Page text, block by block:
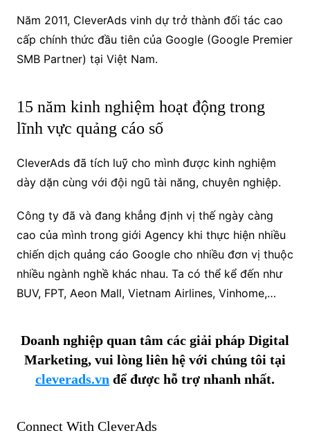
Năm 2011, CleverAds vinh dự trở thành đối tác cao
cấp chính thức đầu tiên của Google (Google Premier
SMB Partner) tại Việt Nam.
15 năm kinh nghiệm hoạt động trong
lĩnh vực quảng cáo số
CleverAds đã tích luỹ cho mình được kinh nghiệm
dày dặn cùng với đội ngũ tài năng, chuyên nghiệp.
Công ty đã và đang khẳng định vị thế ngày càng
cao của mình trong giới Agency khi thực hiện nhiều
chiến dịch quảng cáo Google cho nhiều đơn vị thuộc
nhiều ngành nghề khác nhau. Ta có thể kể đến như
BUV, FPT, Aeon Mall, Vietnam Airlines, Vinhome,…
Doanh nghiệp quan tâm các giải pháp Digital
Marketing, vui lòng liên hệ với chúng tôi tại
cleverads.vn để được hỗ trợ nhanh nhất.
Connect With CleverAds